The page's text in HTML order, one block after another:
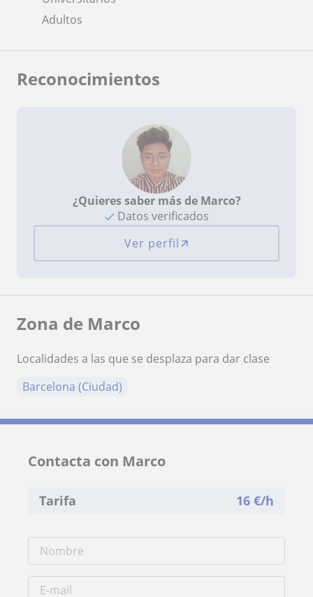
Adultos
Reconocimientos
¿Quieres saber más de Marco?
Datos verificados
Ver perfil
Zona de Marco
Localidades a las que se desplaza para dar clase
Barcelona (Ciudad)
Contacta con Marco
Tarifa 16 €/h